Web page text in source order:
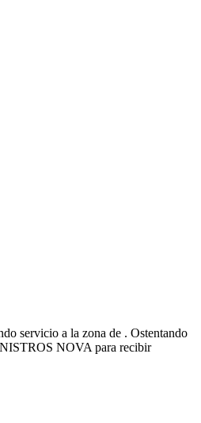
servicio a la zona de . Ostentando
NOVA para recibir